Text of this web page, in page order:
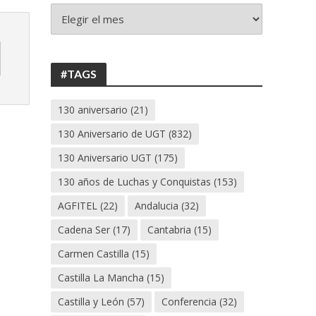
130
#TAGS
130 aniversario (21)
130 Aniversario de UGT (832)
130 Aniversario UGT (175)
130 años de Luchas y Conquistas (153)
AGFITEL (22) Andalucia (32)
Cadena Ser (17) Cantabria (15)
Carmen Castilla (15)
Castilla La Mancha (15)
Castilla y León (57) Conferencia (32)